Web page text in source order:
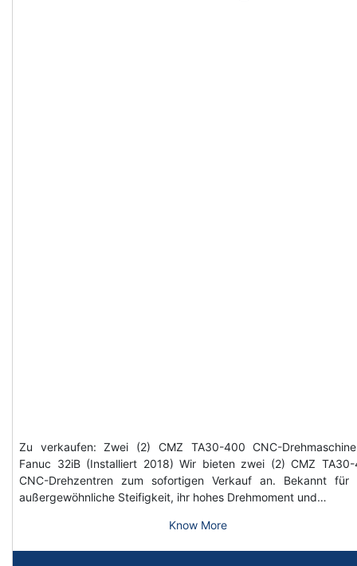
Zu verkaufen: Zwei (2) CMZ TA30-400 CNC-
Fanuc 32iB (Installiert 2018) Wir bieten zwei (2) CMZ
CNC-Drehzentren zum sofortigen Verkauf an. Bekannt für
außergewöhnliche Steifigkeit, ihr hohes Drehmoment und…
Know More